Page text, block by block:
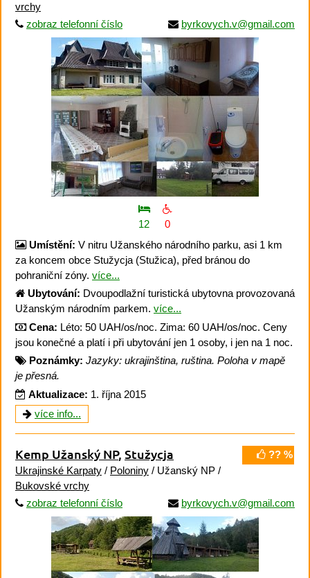
vrchy
zobraz telefonní číslo
byrkovych.v@gmail.com
12
0
Umístění: V nitru Užanského národního parku, asi 1 km
za koncem obce Stužycja (Stužica), před bránou do
pohraniční zóny. více...
Ubytování: Dvoupodlažní turistická ubytovna provozovaná
Užanským národním parkem. více...
Cena: Léto: 50 UAH/os/noc. Zima: 60 UAH/os/noc. Ceny
jsou konečné a platí i při ubytování jen 1 osoby, i jen na 1 noc.
Poznámky: Jazyky: ukrajinština, ruština. Poloha v mapě
je přesná.
Aktualizace: 1. října 2015
více info...
?? %
Kemp Užanský NP, Stužycja
Ukrajinské Karpaty / Poloniny / Užanský NP /
Bukovské vrchy
zobraz telefonní číslo
byrkovych.v@gmail.com